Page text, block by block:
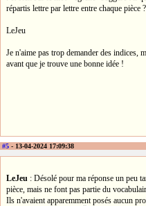
répartis lettre par lettre entre chaque pièce ?
LeJeu
Je n'aime pas trop demander des indices,
avant que je trouve une bonne idée !
#5 - 13-04-2024 17:09:38
LeJeu : Désolé pour ma réponse un peu
pièce, mais ne font pas partie du
Ils n'avaient apparemment posés aucun